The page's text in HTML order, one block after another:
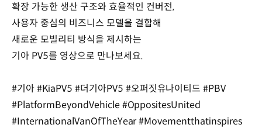
확장 가능한 생산 구조와 효율적인 컨버전,
사용자 중심의 비즈니스 모델을 결합해
새로운 모빌리티 방식을 제시하는
기아 PV5를 영상으로 만나보세요.
#기아 #KiaPV5 #더기아PV5 #오퍼짓유나이티드 #PBV
#PlatformBeyondVehicle #OppositesUnited
#InternationalVanOfTheYear #Movementthatinspires